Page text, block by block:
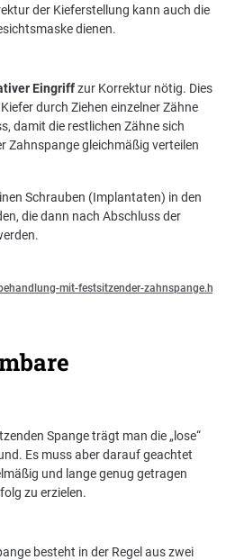
der Kieferstellung kann auch die
dienen.
Eingriffzur Korrektur nötig. Dies
durch Ziehen einzelner Zähne
damit die restlichen Zähne sich
Zahnspange gleichmäßig verteilen
Schrauben (Implantaten) in den
die dann nach Abschluss der
mit-festsitzender-
Spange trägt man die „lose“
Es muss aber darauf geachtet
und lange genug getragen
zu erzielen.
besteht in der Regel aus zwei